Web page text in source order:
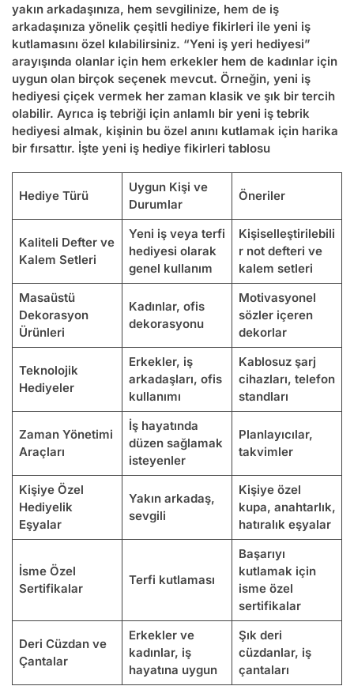
yakın arkadaşınıza, hem sevgilinize, hem de iş
arkadaşınıza yönelik çeşitli hediye fikirleri ile yeni iş
kutlamasını özel kılabilirsiniz. “Yeni iş yeri hediyesi”
arayışında olanlar için hem erkekler hem de kadınlar için
uygun olan birçok seçenek mevcut. Örneğin, yeni iş
hediyesi çiçek vermek her zaman klasik ve şık bir tercih
olabilir. Ayrıca iş tebriği için anlamlı bir yeni iş tebrik
hediyesi almak, kişinin bu özel anını kutlamak için harika
bir fırsattır. İşte yeni iş hediye fikirleri tablosu
Hediye Türü
Uygun Kişi ve
Durumlar
Öneriler
Kaliteli Defter ve
Kalem Setleri
Yeni iş veya terfi
hediyesi olarak
genel kullanım
Kişiselleştirilebili
r not defteri ve
kalem setleri
Masaüstü
Dekorasyon
Ürünleri
Kadınlar, ofis
dekorasyonu
Motivasyonel
sözler içeren
dekorlar
Teknolojik
Hediyeler
Erkekler, iş
arkadaşları, ofis
kullanımı
Kablosuz şarj
cihazları, telefon
standları
Zaman Yönetimi
Araçları
İş hayatında
düzen sağlamak
isteyenler
Planlayıcılar,
takvimler
Kişiye Özel
Hediyelik
Eşyalar
Yakın arkadaş,
sevgili
Kişiye özel
kupa, anahtarlık,
hatıralık eşyalar
İsme Özel
Sertifikalar
Terfi kutlaması
Başarıyı
kutlamak için
isme özel
sertifikalar
Deri Cüzdan ve
Çantalar
Erkekler ve
kadınlar, iş
hayatına uygun
Şık deri
cüzdanlar, iş
çantaları